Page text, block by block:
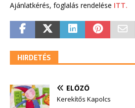
Ajánlatkérés, foglalás rendelése ITT.
HIRDETÉS
ELŐZŐ
Kerekítős Kapolcs